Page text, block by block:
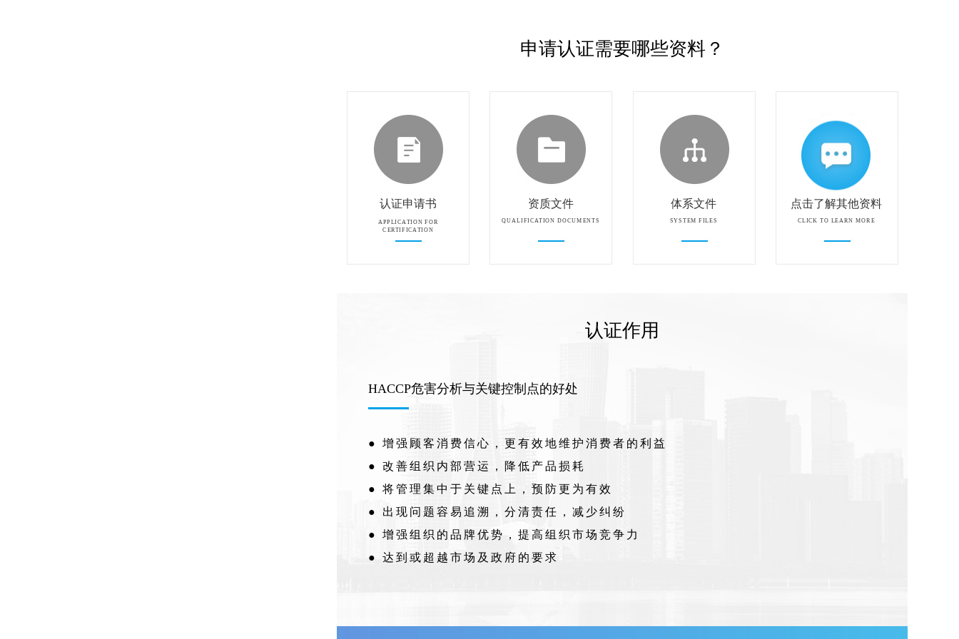
申请认证需要哪些资料？
认证申请书
APPLICATION FOR
CERTIFICATION
资质文件
QUALIFICATION DOCUMENTS
体系文件
SYSTEM FILES
点击了解其他资料
CLICK TO LEARN MORE
认证作用
HACCP危害分析与关键控制点的好处
● 增强顾客消费信心，更有效地维护消费者的利益
● 改善组织内部营运，降低产品损耗
● 将管理集中于关键点上，预防更为有效
● 出现问题容易追溯，分清责任，减少纠纷
● 增强组织的品牌优势，提高组织市场竞争力
● 达到或超越市场及政府的要求